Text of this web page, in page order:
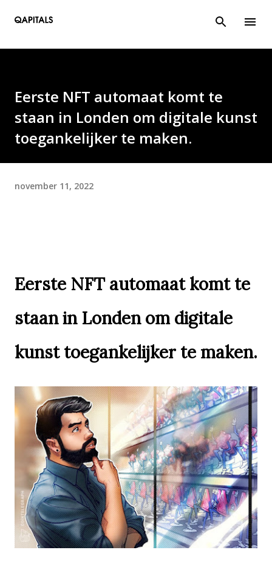
Eerste NFT automaat komt te
staan in Londen om digitale kunst
toegankelijker te maken.
november 11, 2022
Eerste NFT automaat komt te
staan in Londen om digitale
kunst toegankelijker te maken.